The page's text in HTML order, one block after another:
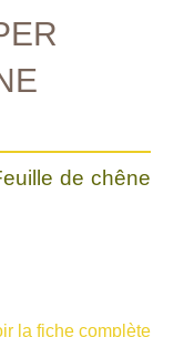
de chêne
la fiche complète